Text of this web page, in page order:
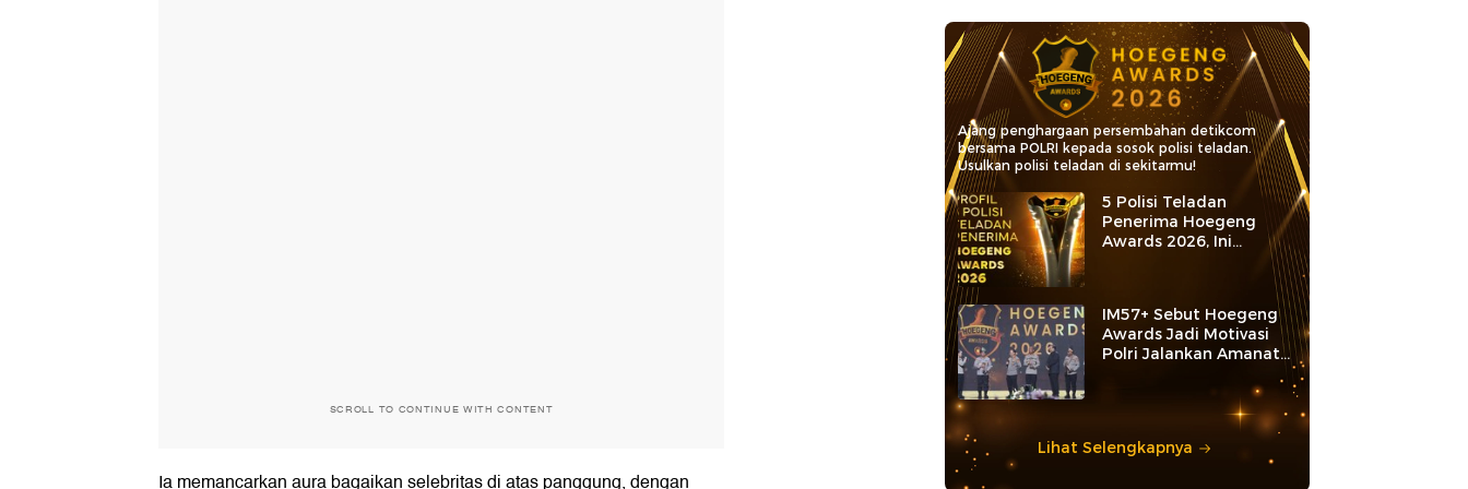
SCROLL TO CONTINUE WITH CONTENT
Ia memancarkan aura bagaikan selebritas di atas panggung, dengan
Ajang penghargaan persembahan detikcom
bersama POLRI kepada sosok polisi teladan.
Usulkan polisi teladan di sekitarmu!
5 Polisi Teladan
Penerima Hoegeng
Awards 2026, Ini
Kategori dan Kiprahnya
IM57+ Sebut Hoegeng
Awards Jadi Motivasi
Polri Jalankan Amanat
Lihat Selengkapnya